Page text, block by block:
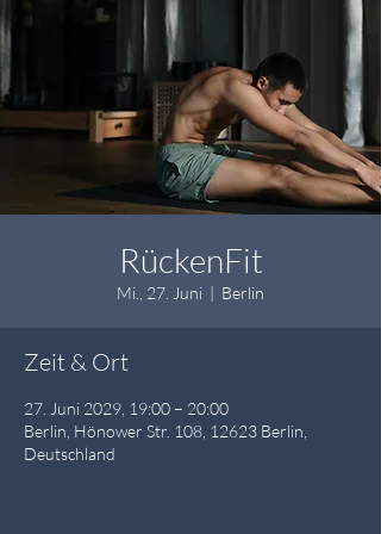
RückenFit
Mi., 27. Juni
  |
Berlin
Zeit & Ort
27. Juni 2029, 19:00 – 20:00
Berlin, Hönower Str. 108, 12623 Berlin,
Deutschland